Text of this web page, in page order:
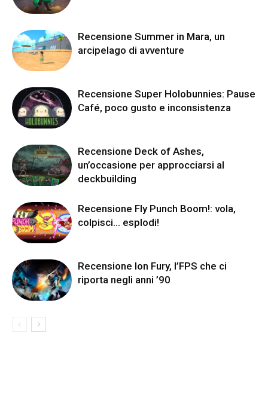
Recensione Summer in Mara, un
arcipelago di avventure
Recensione Super Holobunnies: Pause
Café, poco gusto e inconsistenza
Recensione Deck of Ashes,
un’occasione per approcciarsi al
deckbuilding
Recensione Fly Punch Boom!: vola,
colpisci… esplodi!
Recensione Ion Fury, l’FPS che ci
riporta negli anni ’90